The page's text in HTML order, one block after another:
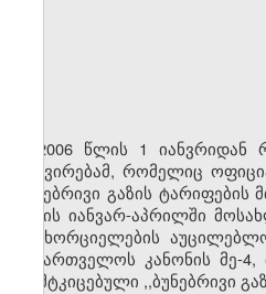
2006 წლის 1 იანვრიდან
გაძვირებამ, რომელიც
ბუნებრივი გაზის
წლის იანვარ-აპრილში
განხორციელების
საქართველოს კანონის მე-
დამტკიცებული ,,ბუნებრივი